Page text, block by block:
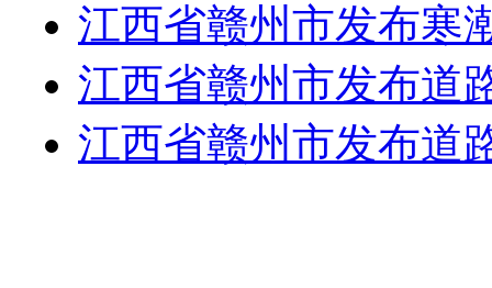
江西省赣州市发布寒
江西省赣州市发布道
江西省赣州市发布道